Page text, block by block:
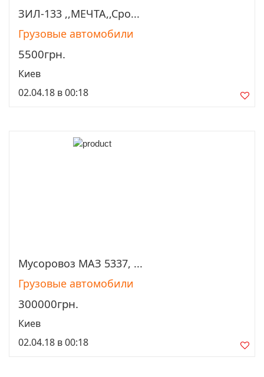
Просмотреть
ЗИЛ-133 ,,МЕЧТА,,Сро...
Грузовые автомобили
5500грн.
Киев
02.04.18 в 00:18
Просмотреть
Мусоровоз МАЗ 5337, ...
Грузовые автомобили
300000грн.
Киев
02.04.18 в 00:18